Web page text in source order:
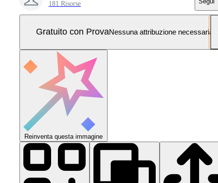
181 Risorse
Gratuito con ProvaNessuna attribuzione necessaria
Reinventa questa immagine